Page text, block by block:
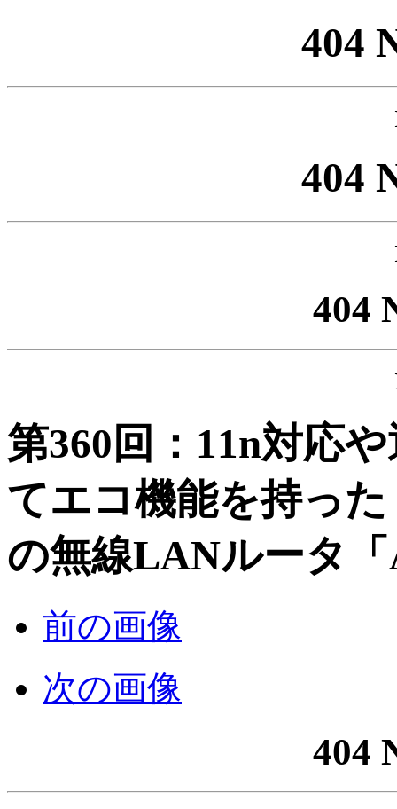
404
404
404
第360回：11n対応
てエコ機能を持っ
の無線LANルータ
前の画像
次の画像
404